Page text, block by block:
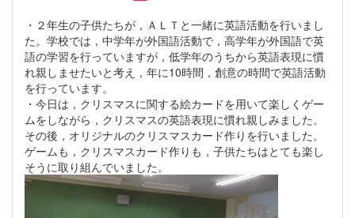
・２年生の子供たちが，ＡＬＴと一緒に英語活動を行いまし
た。学校では，中学年が外国語活動で，高学年が外国語で英
語の学習を行っていますが，低学年のうちから英語表現に慣
れ親しませたいと考え，年に10時間，創意の時間で英語活動
を行っています。
・今日は，クリスマスに関する絵カードを用いて楽しくゲー
ムをしながら，クリスマスの英語表現に慣れ親しみました。
その後，オリジナルのクリスマスカード作りを行いました。
ゲームも，クリスマスカード作りも，子供たちはとても楽し
そうに取り組んでいました。